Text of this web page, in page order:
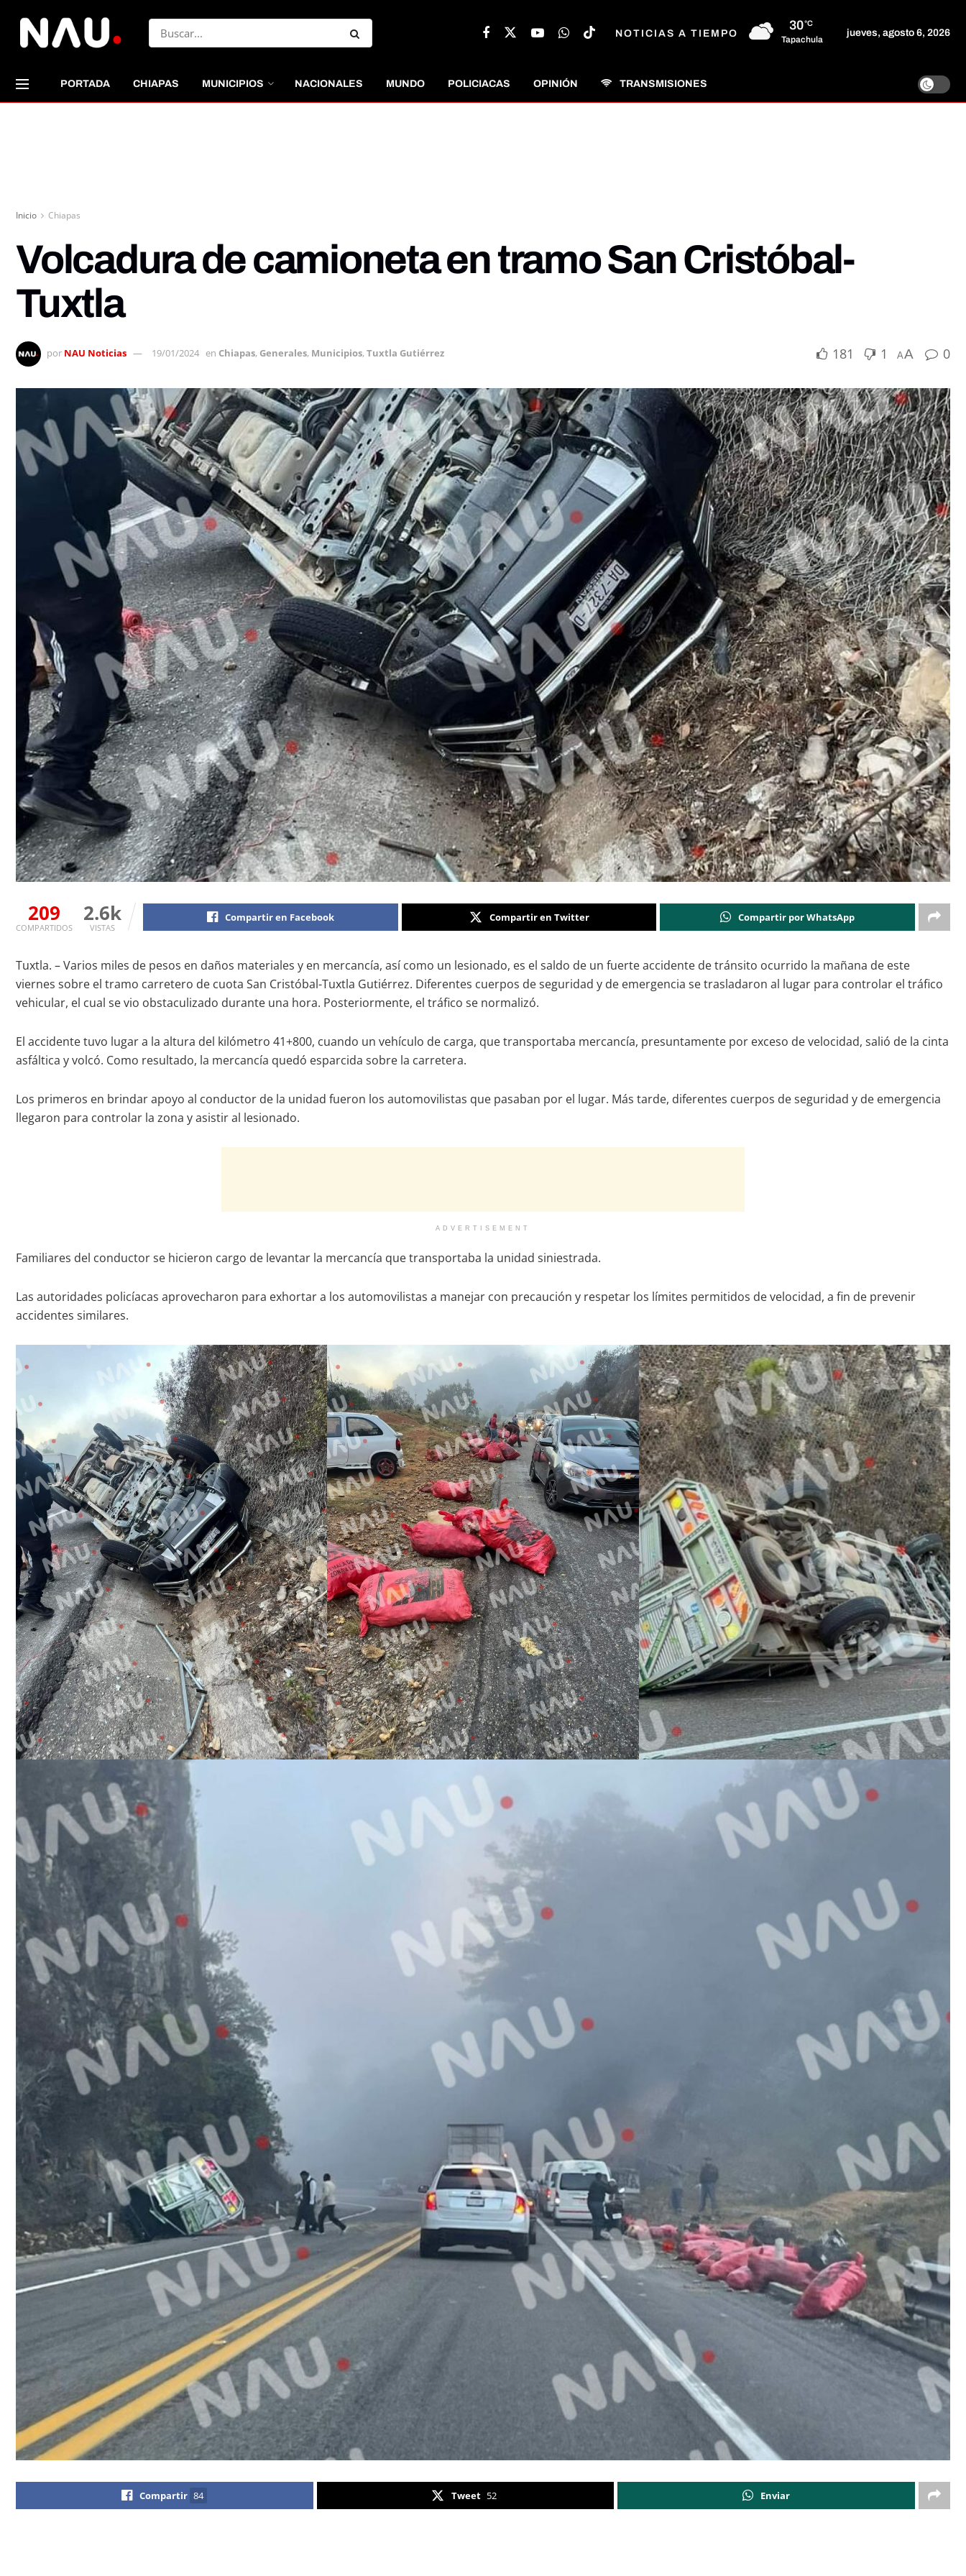
NOTICIAS A TIEMPO
30°C
Tapachula
jueves, agosto 6, 2026
PORTADA CHIAPAS MUNICIPIOS NACIONALES MUNDO POLICIACAS OPINIÓN TRANSMISIONES
Inicio Chiapas
Volcadura de camioneta en tramo San Cristóbal-
Tuxtla
por NAU Noticias 19/01/2024 en Chiapas, Generales, Municipios,Tuxtla Gutiérrez 181 1 AA 0
209
COMPARTIDOS
2.6k
VISTAS
Compartir en Facebook Compartir en Twitter Compartir por WhatsApp
Tuxtla. – Varios miles de pesos en daños materiales y en mercancía, así como un lesionado, es el saldo de un fuerte accidente de tránsito ocurrido la mañana de este
viernes sobre el tramo carretero de cuota San Cristóbal-Tuxtla Gutiérrez. Diferentes cuerpos de seguridad y de emergencia se trasladaron al lugar para controlar el tráfico
vehicular, el cual se vio obstaculizado durante una hora. Posteriormente, el tráfico se normalizó.
El accidente tuvo lugar a la altura del kilómetro 41+800, cuando un vehículo de carga, que transportaba mercancía, presuntamente por exceso de velocidad, salió de la cinta
asfáltica y volcó. Como resultado, la mercancía quedó esparcida sobre la carretera.
Los primeros en brindar apoyo al conductor de la unidad fueron los automovilistas que pasaban por el lugar. Más tarde, diferentes cuerpos de seguridad y de emergencia
llegaron para controlar la zona y asistir al lesionado.
ADVERTISEMENT
Familiares del conductor se hicieron cargo de levantar la mercancía que transportaba la unidad siniestrada.
Las autoridades policíacas aprovecharon para exhortar a los automovilistas a manejar con precaución y respetar los límites permitidos de velocidad, a fin de prevenir
accidentes similares.
Compartir 84 Tweet 52 Enviar